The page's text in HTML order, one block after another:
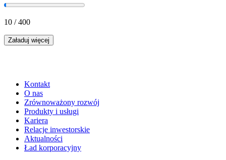
10 /400
Załaduj więcej
Kontakt
O nas
Zrównoważony rozwój
Produkty i usługi
Kariera
Relacje inwestorskie
Aktualności
Ład korporacyjny